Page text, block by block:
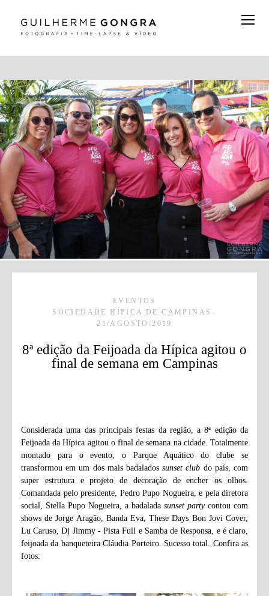
EVENTOS
SOCIEDADE HÍPICA DE CAMPINAS
21/AGOSTO/2019
8ª edição da Feijoada da Hípica agitou o
final de semana em Campinas
Considerada uma das principais festas da região, a 8ª edição da
Feijoada da Hípica agitou o final de semana na cidade. Totalmente
montado para o evento, o Parque Aquático do clube se
transformou em um dos mais badaladossunset club do país, com
super estrutura e projeto de decoração de encher os olhos.
Comandada pelo presidente, Pedro Pupo Nogueira, e pela diretora
social, Stella Pupo Nogueira, a badalada sunset partycontou com
shows de Jorge Aragão, Banda Eva, These Days Bon Jovi Cover,
Lu Caruso, Dj Jimmy - Pista Full e Samba de Responsa, e é claro,
feijoada da banqueteira Cláudia Porteiro. Sucesso total. Confira as
fotos: